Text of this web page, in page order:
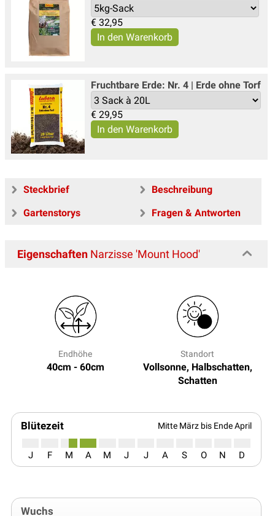
€ 32,95
Fruchtbare Erde: Nr. 4 | Erde ohne Torf
€ 29,95
Steckbrief
Beschreibung
Gartenstorys
Fragen & Antworten
Eigenschaften Narzisse 'Mount Hood'
Endhöhe
40cm - 60cm
Standort
Vollsonne, Halbschatten,
Schatten
Blütezeit Mitte März bis Ende April
J F M A M J J A S O N D
Wuchs